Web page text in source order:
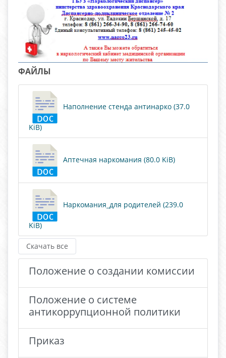
ФАЙЛЫ
Наполнение стенда антинарко (37.0
KiB)
Аптечная наркомания (80.0 KiB)
Наркомания_для родителей (239.0
KiB)
Скачать все
Положение о создании комиссии
Положение о системе
антикоррупционной политики
Приказ